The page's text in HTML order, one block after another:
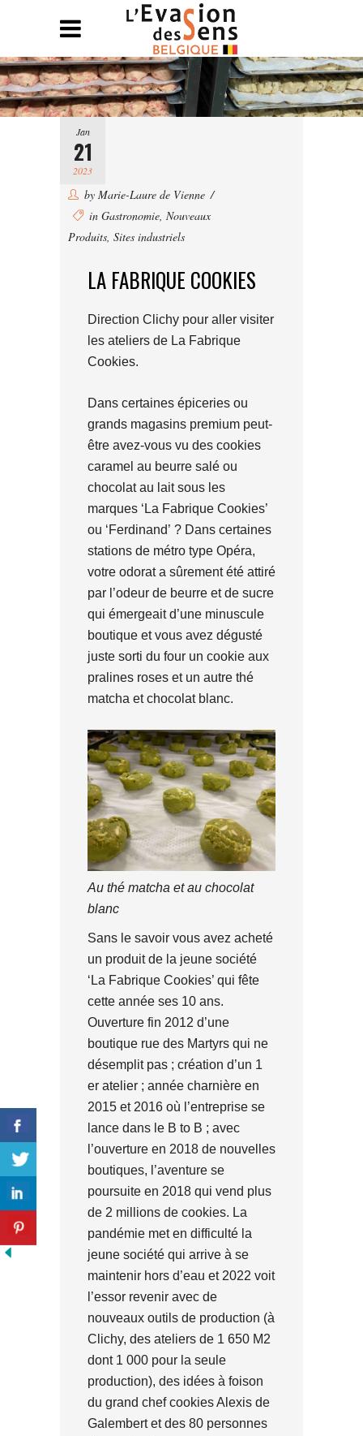
Jan
21
2023
by Marie-Laure de Vienne
in Gastronomie Nouveaux
Produits Sites industriels
LA FABRIQUE COOKIES
Direction Clichy pour aller visiter
les ateliers de La Fabrique
Cookies.
Dans certaines épiceries ou
grands magasins premium peut-
être avez-vous vu des cookies
caramel au beurre salé ou
chocolat au lait sous les
marques ‘La Fabrique Cookies’
ou ‘Ferdinand’ ? Dans certaines
stations de métro type Opéra,
votre odorat a sûrement été attiré
par l’odeur de beurre et de sucre
qui émergeait d’une minuscule
boutique et vous avez dégusté
juste sorti du four un cookie aux
pralines roses et un autre thé
matcha et chocolat blanc.
Au thé matcha et au chocolat
blanc
Sans le savoir vous avez acheté
un produit de la jeune société
‘La Fabrique Cookies’ qui fête
cette année ses 10 ans.
Ouverture fin 2012 d’une
boutique rue des Martyrs qui ne
désemplit pas ; création d’un 1
er atelier ; année charnière en
2015 et 2016 où l’entreprise se
lance dans le B to B ; avec
l’ouverture en 2018 de nouvelles
boutiques, l’aventure se
poursuite en 2018 qui vend plus
de 2 millions de cookies. La
pandémie met en difficulté la
jeune société qui arrive à se
maintenir hors d’eau et 2022 voit
l’essor revenir avec de
nouveaux outils de production (à
Clichy, des ateliers de 1 650 M2
dont 1 000 pour la seule
production), des idées à foison
du grand chef cookies Alexis de
Galembert et des 80 personnes